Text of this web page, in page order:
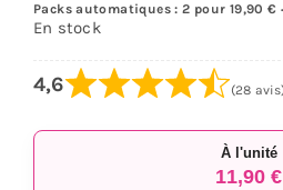
Packs automatiques : 2 pour 19,90 €
En stock
4,6 (28
À l'unité
11,90 €